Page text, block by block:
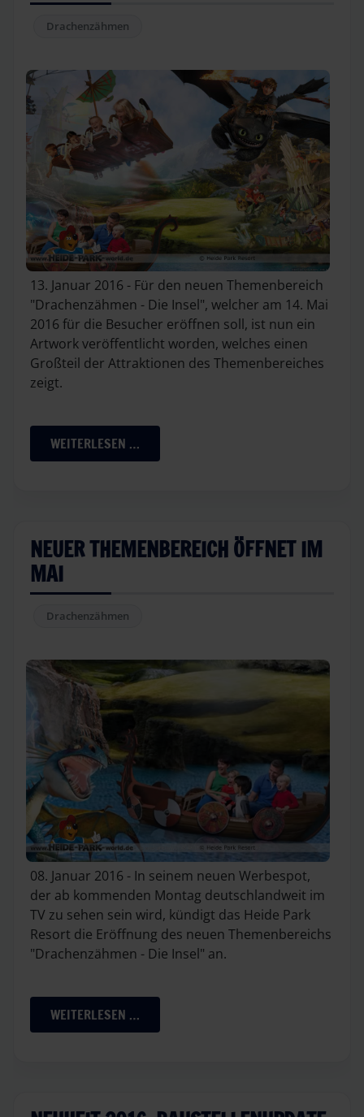
Drachenzähmen
13. Januar 2016 - Für den neuen Themenbereich
"Drachenzähmen - Die Insel", welcher am 14. Mai
2016 für die Besucher eröffnen soll, ist nun ein
Artwork veröffentlicht worden, welches einen
Großteil der Attraktionen des Themenbereiches
zeigt.
WEITERLESEN …
NEUER THEMENBEREICH ÖFFNET IM
MAI
Drachenzähmen
08. Januar 2016 - In seinem neuen Werbespot,
der ab kommenden Montag deutschlandweit im
TV zu sehen sein wird, kündigt das Heide Park
Resort die Eröffnung des neuen Themenbereichs
"Drachenzähmen - Die Insel" an.
WEITERLESEN …